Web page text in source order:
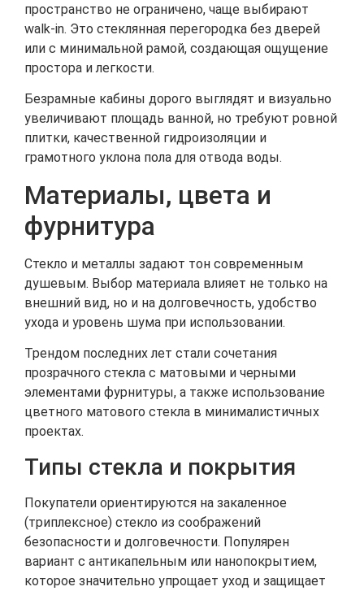
пространство не ограничено, чаще выбирают
walk-in. Это стеклянная перегородка без дверей
или с минимальной рамой, создающая ощущение
простора и легкости.
Безрамные кабины дорого выглядят и визуально
увеличивают площадь ванной, но требуют ровной
плитки, качественной гидроизоляции и
грамотного уклона пола для отвода воды.
Материалы, цвета и
фурнитура
Стекло и металлы задают тон современным
душевым. Выбор материала влияет не только на
внешний вид, но и на долговечность, удобство
ухода и уровень шума при использовании.
Трендом последних лет стали сочетания
прозрачного стекла с матовыми и черными
элементами фурнитуры, а также использование
цветного матового стекла в минималистичных
проектах.
Типы стекла и покрытия
Покупатели ориентируются на закаленное
(триплексное) стекло из соображений
безопасности и долговечности. Популярен
вариант с антикапельным или нанопокрытием,
которое значительно упрощает уход и защищает